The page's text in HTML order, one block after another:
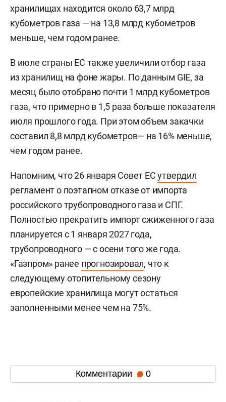
хранилищах находится около 63,7 млрд
кубометров газа — на 13,8 млрд кубометров
меньше, чем годом ранее.
В июле страны ЕС также увеличили отбор газа
из хранилищ на фоне жары. По данным GIE, за
месяц было отобрано почти 1 млрд кубометров
газа, что примерно в 1,5 раза больше показателя
июля прошлого года. При этом объем закачки
составил 8,8 млрд кубометров— на 16% меньше,
чем годом ранее.
Напомним, что 26 января Совет ЕСутвердил
регламент о поэтапном отказе от импорта
российского трубопроводного газа и СПГ.
Полностью прекратить импорт сжиженного газа
планируется с 1 января 2027 года,
трубопроводного — с осени того же года.
«Газпром» ранее прогнозировал, что к
следующему отопительному сезону
европейские хранилища могут остаться
заполненными менее чем на 75%.
Комментарии 0